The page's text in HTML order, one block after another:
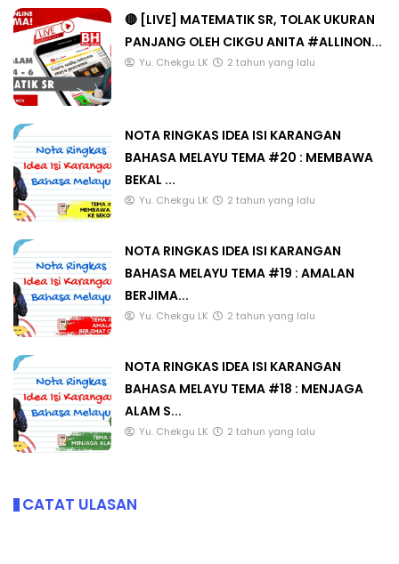
🔴 [LIVE] MATEMATIK SR, TOLAK UKURAN
PANJANG OLEH CIKGU ANITA #ALLINON...
Yu. Chekgu LK 2 tahun yang lalu
NOTA RINGKAS IDEA ISI KARANGAN
BAHASA MELAYU TEMA #20 : MEMBAWA
BEKAL ...
Yu. Chekgu LK 2 tahun yang lalu
NOTA RINGKAS IDEA ISI KARANGAN
BAHASA MELAYU TEMA #19 : AMALAN
BERJIMA...
Yu. Chekgu LK 2 tahun yang lalu
NOTA RINGKAS IDEA ISI KARANGAN
BAHASA MELAYU TEMA #18 : MENJAGA
ALAM S...
Yu. Chekgu LK 2 tahun yang lalu
CATAT ULASAN